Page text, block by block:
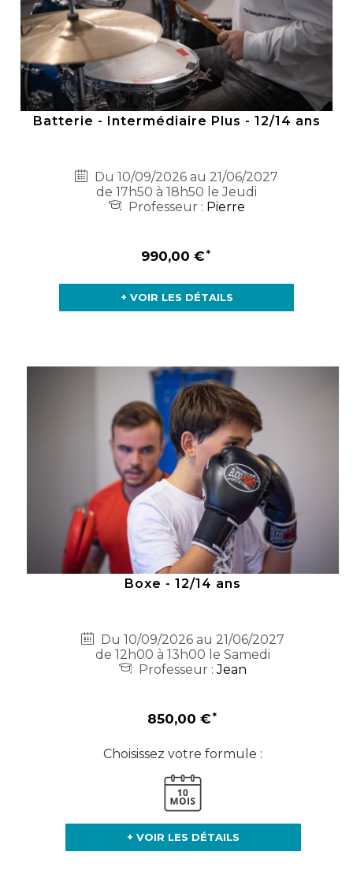
Batterie - Intermédiaire Plus - 12/14 ans
Du 10/09/2026 au 21/06/2027
de 17h50 à 18h50 le Jeudi
Professeur : Pierre
990,00 €
+ VOIR LES DÉTAILS
Boxe - 12/14 ans
Du 10/09/2026 au 21/06/2027
de 12h00 à 13h00 le Samedi
Professeur :Jean
850,00 €
Choisissez votre formule :
+ VOIR LES DÉTAILS